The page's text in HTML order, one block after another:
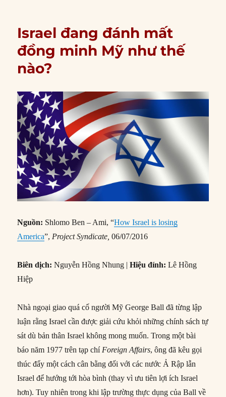
Israel đang đánh mất
đồng minh Mỹ như thế
nào?
Nguồn: Shlomo Ben – Ami, “How Israel is losing
America”, Project Syndicate,06/07/2016
Biên dịch:Nguyễn Hồng Nhung |Hiệu đính:Lê Hồng
Hiệp
Nhà ngoại giao quá cố người Mỹ George Ball đã từng lập
luận rằng Israel cần được giải cứu khỏi những chính sách tự
sát dù bản thân Israel không mong muốn. Trong một bài
báo năm 1977 trên tạp chí Foreign Affairs, ông đã kêu gọi
thúc đẩy một cách cân bằng đối với các nước Ả Rập lẫn
Israel để hướng tới hòa bình (thay vì ưu tiên lợi ích Israel
hơn). Tuy nhiên trong khi lập trường thực dụng của Ball về